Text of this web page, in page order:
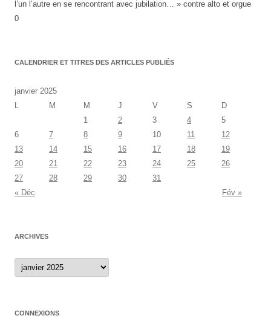
l’un l’autre en se rencontrant avec jubilation… » contre alto et orgue
0
CALENDRIER ET TITRES DES ARTICLES PUBLIÉS
janvier 2025
L
M M J V S
D
1
2 3 4
5
6
7 8 9 10 11
12
13
14 15 16 17 18
19
20
21 22 23 24 25
26
27
28 29 30
31
« Déc
Fév »
ARCHIVES
Archives
CONNEXIONS